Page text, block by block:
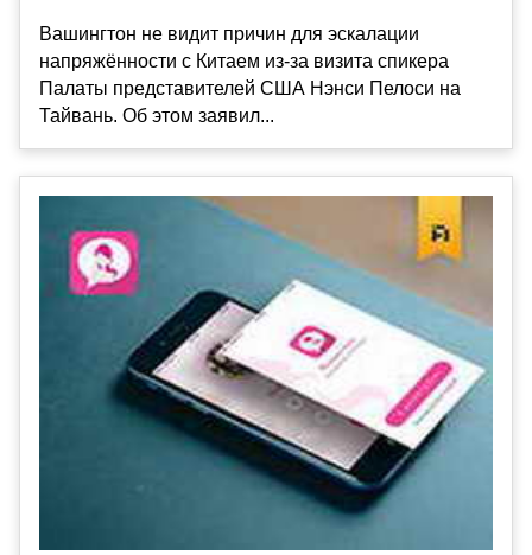
Вашингтон не видит причин для эскалации
напряжённости с Китаем из-за визита спикера
Палаты представителей США Нэнси Пелоси на
Тайвань. Об этом заявил...